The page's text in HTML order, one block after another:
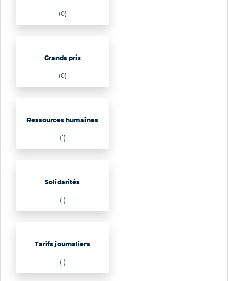
(0)
Grands prix
(0)
Ressources humaines
(1)
Solidarités
(1)
Tarifs journaliers
(1)